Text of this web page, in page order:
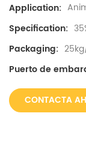
Application:
Specification:
Packaging:
Puerto de
CONTACTA